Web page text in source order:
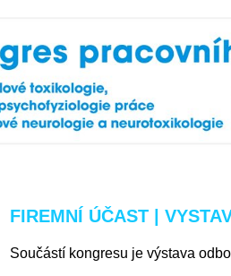
FIREMNÍ ÚČAST |
Součástí kongresu je výstava